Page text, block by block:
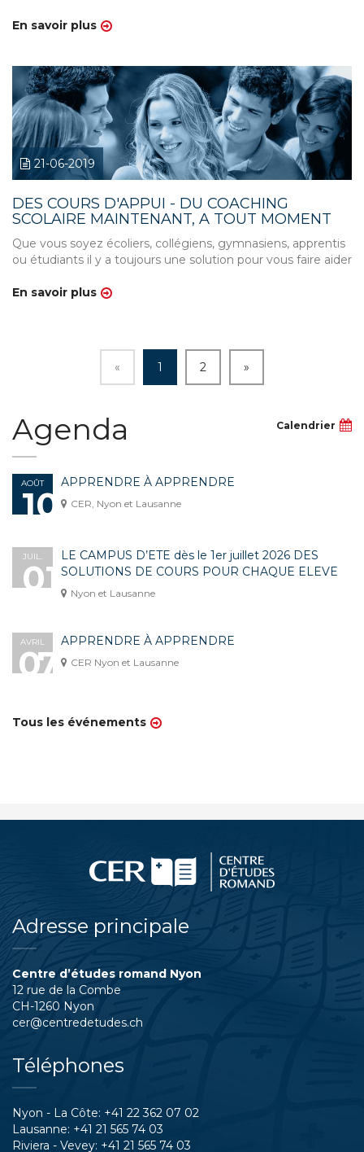
En savoir plus
21-06-2019
DES COURS D'APPUI - DU COACHING
SCOLAIRE MAINTENANT, A TOUT MOMENT
Que vous soyez écoliers, collégiens, gymnasiens, apprentis
ou étudiants il y a toujours une solution pour vous faire aider
En savoir plus
« 1 2 »
Agenda Calendrier
AOÛT
10
APPRENDRE À APPRENDRE
CER, Nyon et Lausanne
JUIL.
01
LE CAMPUS D’ETE dès le 1er juillet 2026 DES
SOLUTIONS DE COURS POUR CHAQUE ELEVE
Nyon et Lausanne
AVRIL
07
APPRENDRE À APPRENDRE
CER Nyon et Lausanne
Tous les événements
Adresse principale
Centre d’études romand Nyon
12 rue de la Combe
CH-1260 Nyon
cer@centredetudes.ch
Téléphones
Nyon - La Côte: +41 22 362 07 02
Lausanne: +41 21 565 74 03
Riviera - Vevey: +41 21 565 74 03